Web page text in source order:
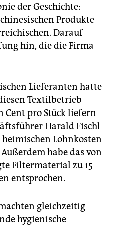
der Geschichte:
Produkte
Darauf
hin, die die Firma
Lieferanten hatte
Textilbetrieb
Cent pro Stück liefern
Harald Fischl
Lohnkosten
habe das von
Filtermaterial zu 15
entsprochen.
gleichzeitig
hygienische